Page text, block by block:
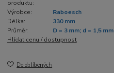
produktu:
Výrobce:
Raboesch
Délka:
330 mm
Průměr:
D = 3 mm; d = 1,5 mm
Hlídat cenu / dostupnost
Do oblíbených